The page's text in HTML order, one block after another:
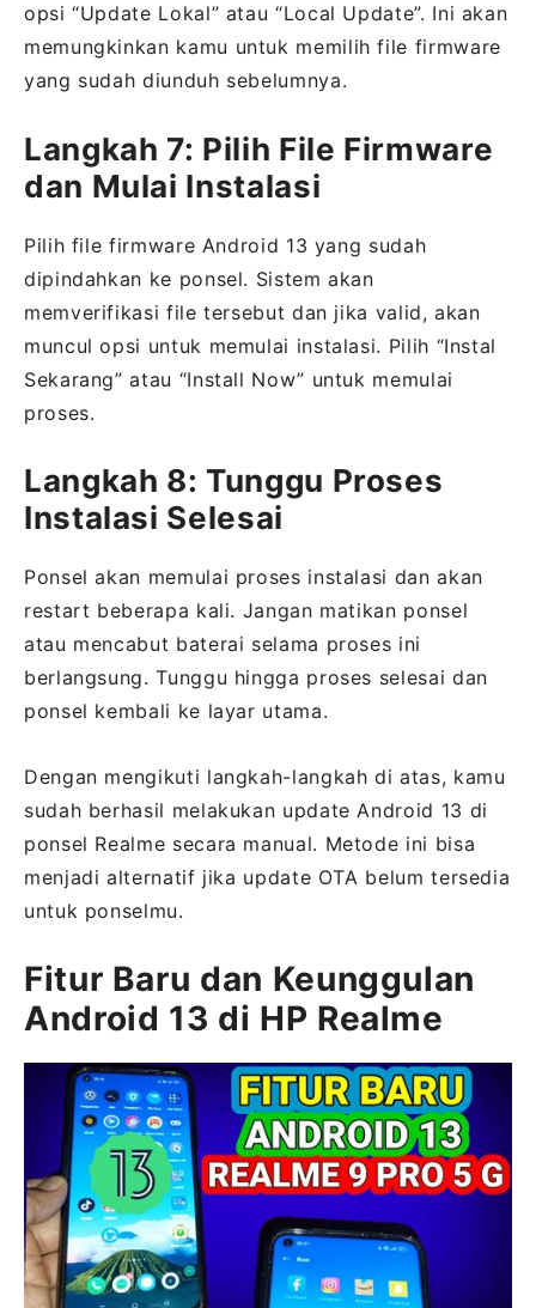
opsi “Update Lokal” atau “Local Update”. Ini akan
memungkinkan kamu untuk memilih file firmware
yang sudah diunduh sebelumnya.
Langkah 7: Pilih File Firmware
dan Mulai Instalasi
Pilih file firmware Android 13 yang sudah
dipindahkan ke ponsel. Sistem akan
memverifikasi file tersebut dan jika valid, akan
muncul opsi untuk memulai instalasi. Pilih “Instal
Sekarang” atau “Install Now” untuk memulai
proses.
Langkah 8: Tunggu Proses
Instalasi Selesai
Ponsel akan memulai proses instalasi dan akan
restart beberapa kali. Jangan matikan ponsel
atau mencabut baterai selama proses ini
berlangsung. Tunggu hingga proses selesai dan
ponsel kembali ke layar utama.
Dengan mengikuti langkah-langkah di atas, kamu
sudah berhasil melakukan update Android 13 di
ponsel Realme secara manual. Metode ini bisa
menjadi alternatif jika update OTA belum tersedia
untuk ponselmu.
Fitur Baru dan Keunggulan
Android 13 di HP Realme